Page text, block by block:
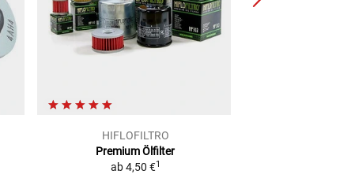
HIFLOFILTRO
Premium Ölfilter
ab 4,50 €1